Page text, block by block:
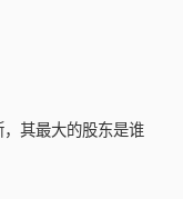
其最大的股东是谁